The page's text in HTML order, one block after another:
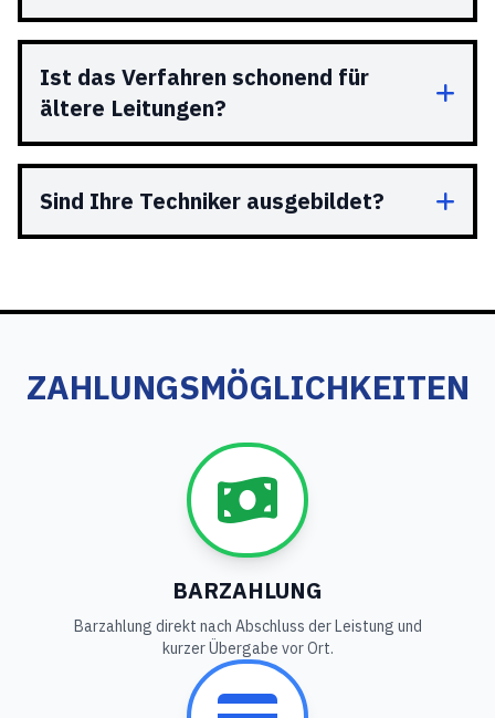
Ist das Verfahren schonend für
ältere Leitungen?
Sind Ihre Techniker ausgebildet?
ZAHLUNGSMÖGLICHKEITEN
BARZAHLUNG
Barzahlung direkt nach Abschluss der Leistung und
kurzer Übergabe vor Ort.